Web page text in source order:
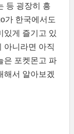
등 굉장히 흥
가 한국에서도
있게 즐기고 있
아니라면 아직
은 포켓몬고 파
해서 알아보겠